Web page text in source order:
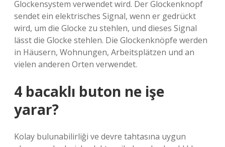
Glockensystem verwendet wird. Der Glockenknopf
sendet ein elektrisches Signal, wenn er gedrückt
wird, um die Glocke zu stehlen, und dieses Signal
lässt die Glocke stehlen. Die Glockenknöpfe werden
in Häusern, Wohnungen, Arbeitsplätzen und an
vielen anderen Orten verwendet.
4 bacaklı buton ne işe
yarar?
Kolay bulunabilirliği ve devre tahtasına uygun